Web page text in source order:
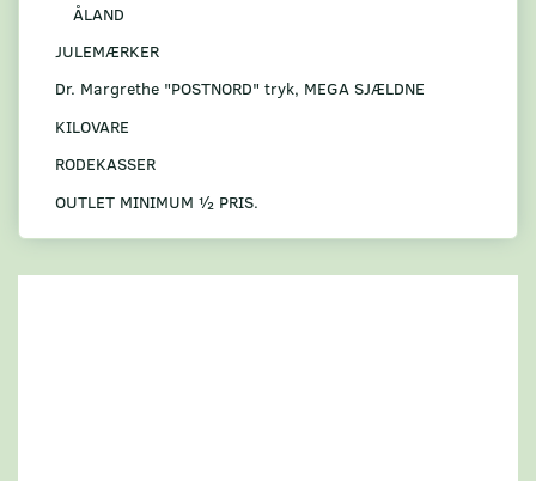
ÅLAND
JULEMÆRKER
Dr. Margrethe "POSTNORD" tryk, MEGA SJÆLDNE
KILOVARE
RODEKASSER
OUTLET MINIMUM ½ PRIS.